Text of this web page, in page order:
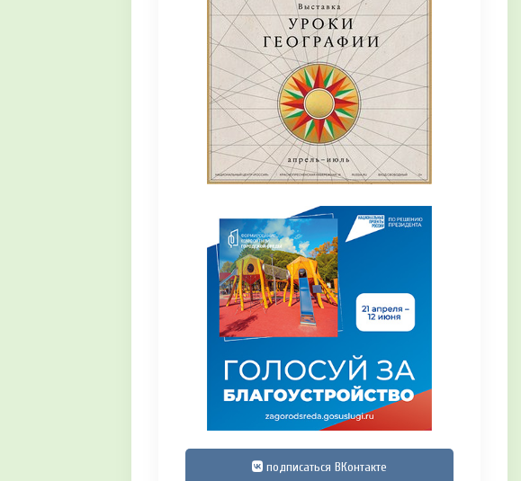
подписаться ВКонтакте